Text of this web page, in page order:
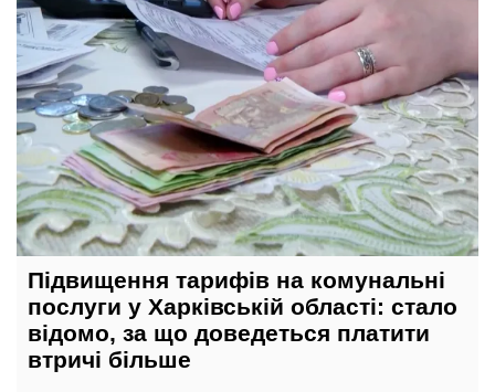
Підвищення тарифів на комунальні
послуги у Харківській області: стало
відомо, за що доведеться платити
втричі більше